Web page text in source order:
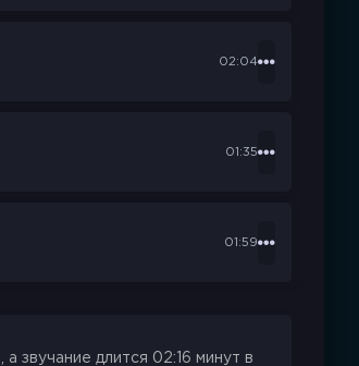
02:04
01:35
01:59
звучание длится 02:16 минут в